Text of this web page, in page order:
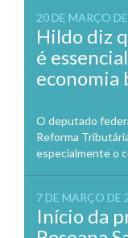
20 DE MARÇO
Hildo diz
é
economia
O deputado
Reforma
especialmente o
7 DE MARÇO DE
Início da